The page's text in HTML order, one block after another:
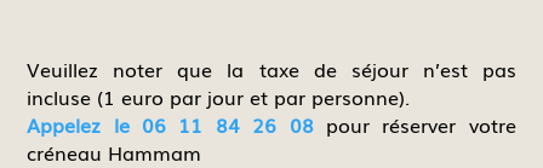
Veuillez noter que la taxe de séjour n’est pas
incluse (1 euro par jour et par personne).
Appelez le 06 11 84 26 08pour réserver votre
créneau Hammam